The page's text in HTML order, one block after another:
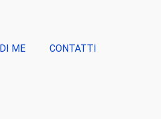
ME CONTATTI